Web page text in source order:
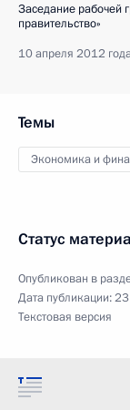
Заседание рабочей
правительство»
10 апреля 2012
Темы
Экономика и
Статус
Опубликован в
Дата публикации:
Текстовая версия